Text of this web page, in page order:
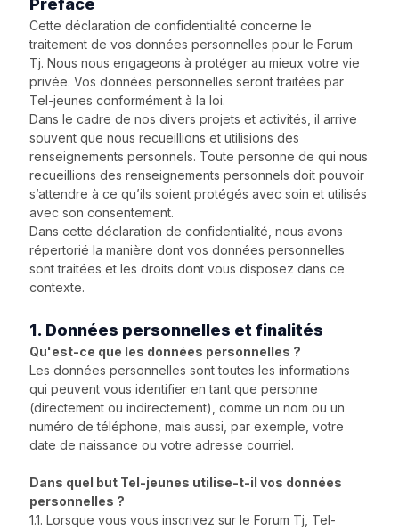
Préface
Cette déclaration de confidentialité concerne le
traitement de vos données personnelles pour le Forum
Tj. Nous nous engageons à protéger au mieux votre vie
privée. Vos données personnelles seront traitées par
Tel-jeunes conformément à la loi.
Dans le cadre de nos divers projets et activités, il arrive
souvent que nous recueillions et utilisions des
renseignements personnels. Toute personne de qui nous
recueillions des renseignements personnels doit pouvoir
s’attendre à ce qu’ils soient protégés avec soin et utilisés
avec son consentement.
Dans cette déclaration de confidentialité, nous avons
répertorié la manière dont vos données personnelles
sont traitées et les droits dont vous disposez dans ce
contexte.
1. Données personnelles et finalités
Qu'est-ce que les données personnelles ?
Les données personnelles sont toutes les informations
qui peuvent vous identifier en tant que personne
(directement ou indirectement), comme un nom ou un
numéro de téléphone, mais aussi, par exemple, votre
date de naissance ou votre adresse courriel.
Dans quel but Tel-jeunes utilise-t-il vos données
personnelles ?
1.1. Lorsque vous vous inscrivez sur le Forum Tj, Tel-